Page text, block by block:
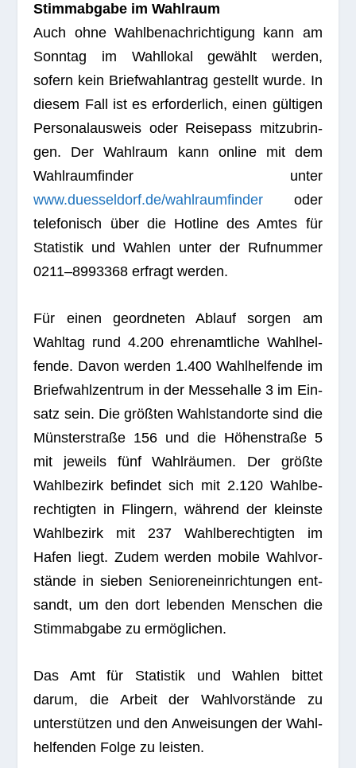
Stimm­ab­gabe im Wahlraum
Auch ohne Wahl­be­nach­rich­ti­gung kann am
Sonn­tag im Wahl­lo­kal gewählt wer­den,
sofern kein Brief­wahl­an­trag gestellt wurde. In
die­sem Fall ist es erfor­der­lich, einen gül­ti­gen
Per­so­nal­aus­weis oder Rei­se­pass mit­zu­brin­
gen. Der Wahl­raum kann online mit dem
Wahl­raum­fin­der unter
www.duesseldorf.de/wahlraumfinder oder
tele­fo­nisch über die Hot­line des Amtes für
Sta­tis­tik und Wah­len unter der Ruf­num­mer
0211–8993368 erfragt werden.
Für einen geord­ne­ten Ablauf sor­gen am
Wahl­tag rund 4.200 ehren­amt­li­che Wahl­hel­
fende. Davon wer­den 1.400 Wahl­hel­fende im
Brief­wahl­zen­trum in der Mes­se­halle 3 im Ein­
satz sein. Die größ­ten Wahl­stand­orte sind die
Müns­ter­straße 156 und die Höhen­straße 5
mit jeweils fünf Wahl­räu­men. Der größte
Wahl­be­zirk befin­det sich mit 2.120 Wahl­be­
rech­tig­ten in Flin­gern, wäh­rend der kleinste
Wahl­be­zirk mit 237 Wahl­be­rech­tig­ten im
Hafen liegt. Zudem wer­den mobile Wahl­vor­
stände in sie­ben Senio­ren­ein­rich­tun­gen ent­
sandt, um den dort leben­den Men­schen die
Stimm­ab­gabe zu ermöglichen.
Das Amt für Sta­tis­tik und Wah­len bit­tet
darum, die Arbeit der Wahl­vor­stände zu
unter­stüt­zen und den Anwei­sun­gen der Wahl­
hel­fen­den Folge zu leisten.